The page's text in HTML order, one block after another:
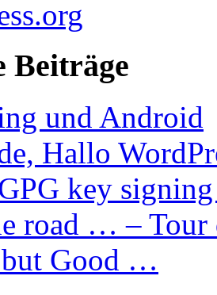
Beiträge
und Android
Hallo
key
road … – Tour
Good …